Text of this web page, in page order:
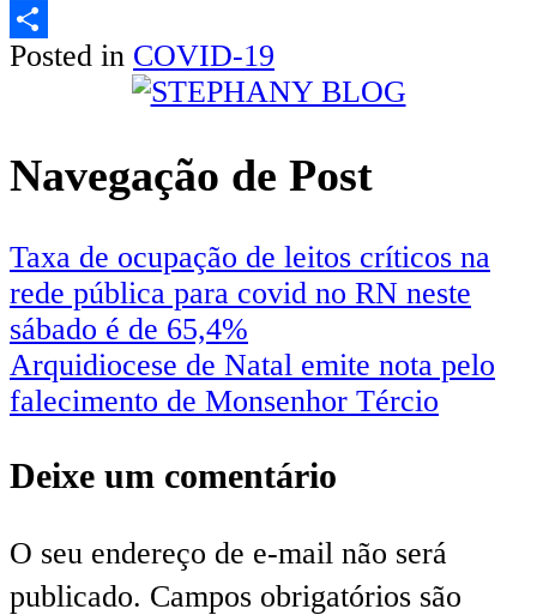
Email
Share
Posted in COVID-19
Navegação de Post
Taxa de ocupação de leitos críticos na
rede pública para covid no RN neste
sábado é de 65,4%
Arquidiocese de Natal emite nota pelo
falecimento de Monsenhor Tércio
Deixe um comentário
O seu endereço de e-mail não será
publicado. Campos obrigatórios são